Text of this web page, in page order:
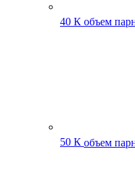
40 К объем
50 К объем